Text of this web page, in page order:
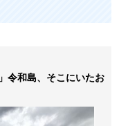
令和島、そこにいたお